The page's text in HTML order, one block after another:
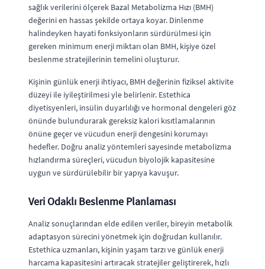
sağlık verilerini ölçerek Bazal Metabolizma Hızı (BMH)
değerini en hassas şekilde ortaya koyar. Dinlenme
halindeyken hayati fonksiyonların sürdürülmesi için
gereken minimum enerji miktarı olan BMH, kişiye özel
beslenme stratejilerinin temelini oluşturur.
Kişinin günlük enerji ihtiyacı, BMH değerinin fiziksel aktivite
düzeyi ile iyileştirilmesi yle belirlenir. Estethica
diyetisyenleri, insülin duyarlılığı ve hormonal dengeleri göz
önünde bulundurarak gereksiz kalori kısıtlamalarının
önüne geçer ve vücudun enerji dengesini korumayı
hedefler. Doğru analiz yöntemleri sayesinde metabolizma
hızlandırma süreçleri, vücudun biyolojik kapasitesine
uygun ve sürdürülebilir bir yapıya kavuşur.
Veri Odaklı Beslenme Planlaması
Analiz sonuçlarından elde edilen veriler, bireyin metabolik
adaptasyon sürecini yönetmek için doğrudan kullanılır.
Estethica uzmanları, kişinin yaşam tarzı ve günlük enerji
harcama kapasitesini artıracak stratejiler geliştirerek, hızlı